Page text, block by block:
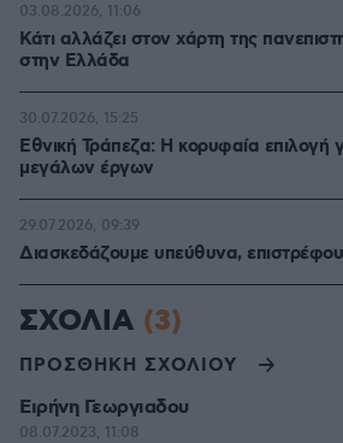
Κάτι αλλάζει στον χάρτη της
στην Ελλάδα
03.08.2026, 11:06
Εθνική Τράπεζα: Η κορυφαία επιλογή
μεγάλων έργων
30.07.2026, 15:25
Διασκεδάζουμε υπεύθυνα,
29.07.2026, 09:39
ΣΧΟΛΙΑ (3)
ΠΡΟΣΘΗΚΗ ΣΧΟΛΙΟΥ
Ειρήνη Γεωργιαδου
08.07.2023, 11:08